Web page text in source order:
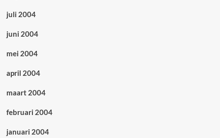
juli 2004
juni 2004
mei 2004
april 2004
maart 2004
februari 2004
januari 2004